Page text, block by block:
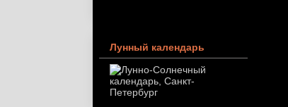
Лунный календарь